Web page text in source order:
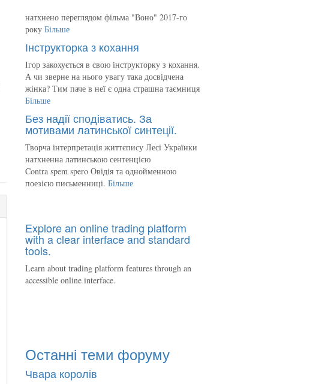
натхнено переглядом фільма "Воно" 2017-го
року Більше
Інструкторка з кохання
Ігор закохується в свою інструкторку з кохання.
А чи зверне на нього увагу така досвідчена
жінка? Тим паче в неї є одна страшна таємниця
Більше
Без надії сподіватись. За
мотивами латинської синтеції.
Творча інтерпретація життєпису Лесі Українки
натхненна латинською сентенцією
Contra spem spero Овідія та однойменною
поезією письменниці. Більше
Explore an online trading platform
with a clear interface and standard
tools.
Learn about trading platform features through an
accessible online interface.
Останні теми форуму
Чвара королів